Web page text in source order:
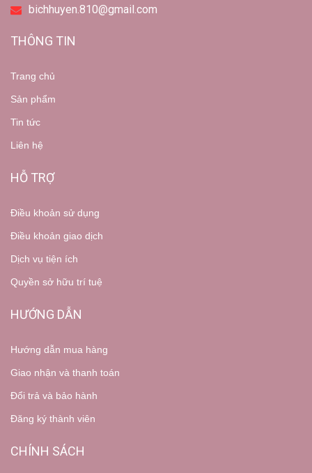
bichhuyen.810@gmail.com
THÔNG TIN
Trang chủ
Sản phẩm
Tin tức
Liên hệ
HỖ TRỢ
Điều khoản sử dụng
Điều khoản giao dịch
Dịch vụ tiện ích
Quyền sở hữu trí tuệ
HƯỚNG DẪN
Hướng dẫn mua hàng
Giao nhận và thanh toán
Đổi trả và bảo hành
Đăng ký thành viên
CHÍNH SÁCH